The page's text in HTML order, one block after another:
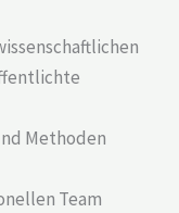
Methoden
Team